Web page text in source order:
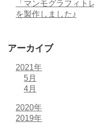
「マンモグラフィト
を製作しました♪
アーカイブ
2021年
5月
4月
2020年
2019年